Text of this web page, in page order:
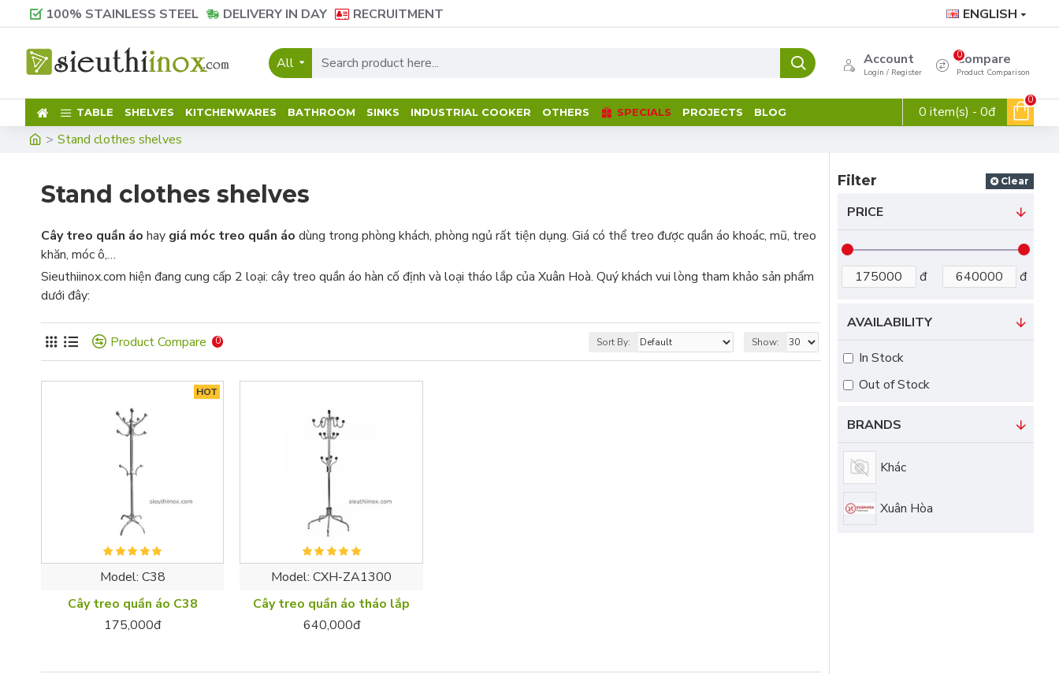
100% STAINLESS STEEL DELIVERY IN DAY RECRUITMENT ENGLISH
All Account
Login / Register
Compare
Product Comparison
0
TABLE SHELVES KITCHENWARES BATHROOM SINKS INDUSTRIAL COOKER OTHERS SPECIALS PROJECTS BLOG 0 item(s) - 0đ
0
Stand clothes shelves
Stand clothes shelves
Cây treo quần áo hay giá móc treo quần áo dùng trong phòng khách, phòng ngủ rất tiện dụng. Giá có thể treo được quần áo khoác, mũ, treo
khăn, móc ô,…
Sieuthiinox.com hiện đang cung cấp 2 loại: cây treo quần áo hàn cố định và loại tháo lắp của Xuân Hoà. Quý khách vui lòng tham khảo sản phẩm
dưới đây:
Product Compare 0 Sort By: Show:
HOT
Model: C38
Cây treo quần áo C38
175,000đ
Model: CXH-ZA1300
Cây treo quần áo tháo lắp
640,000đ
Filter Clear
PRICE
đ đ
BRANDS
Khác
Xuân Hòa
AVAILABILITY
In Stock
Out of Stock